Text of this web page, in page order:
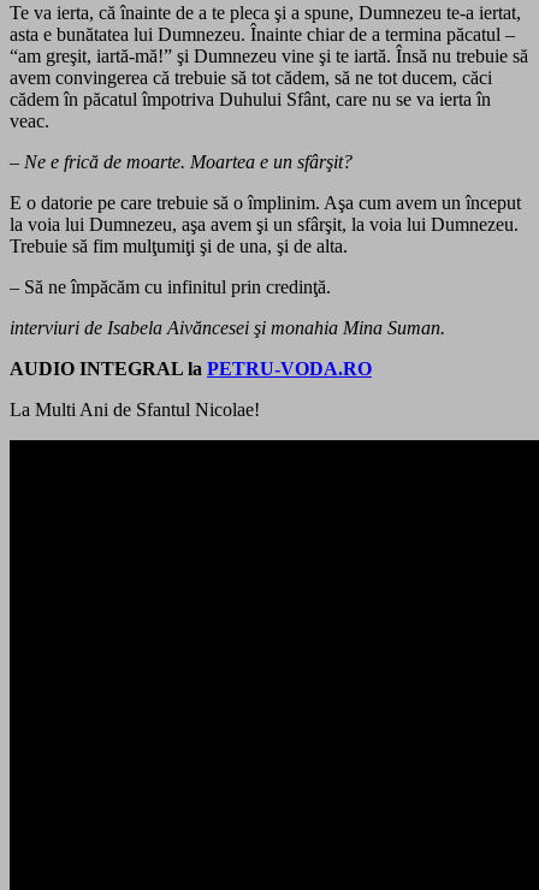
Te va ierta, că înainte de a te pleca şi a spune, Dumnezeu te-a iertat,
asta e bunătatea lui Dumnezeu. Înainte chiar de a termina păcatul –
“am greşit, iartă-mă!” şi Dumnezeu vine şi te iartă. Însă nu trebuie să
avem convingerea că trebuie să tot cădem, să ne tot ducem, căci
cădem în păcatul împotriva Duhului Sfânt, care nu se va ierta în
veac.
– Ne e frică de moarte. Moartea e un sfârşit?
E o datorie pe care trebuie să o împlinim. Aşa cum avem un început
la voia lui Dumnezeu, aşa avem şi un sfârşit, la voia lui Dumnezeu.
Trebuie să fim mulţumiţi şi de una, şi de alta.
– Să ne împăcăm cu infinitul prin credinţă.
interviuri de Isabela Aivăncesei şi monahia Mina Suman.
AUDIO INTEGRAL la PETRU-VODA.RO
La Multi Ani de Sfantul Nicolae!